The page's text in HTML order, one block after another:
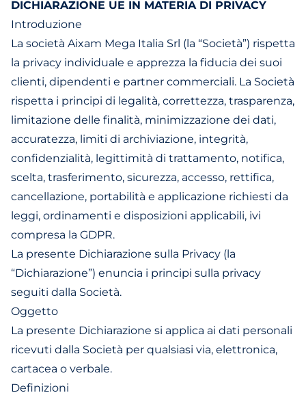
DICHIARAZIONE UE IN MATERIA DI PRIVACY
Introduzione
La società Aixam Mega Italia Srl (la “Società”) rispetta
la privacy individuale e apprezza la fiducia dei suoi
clienti, dipendenti e partner commerciali. La Società
rispetta i principi di legalità, correttezza, trasparenza,
limitazione delle finalità, minimizzazione dei dati,
accuratezza, limiti di archiviazione, integrità,
confidenzialità, legittimità di trattamento, notifica,
scelta, trasferimento, sicurezza, accesso, rettifica,
cancellazione, portabilità e applicazione richiesti da
leggi, ordinamenti e disposizioni applicabili, ivi
compresa la GDPR.
La presente Dichiarazione sulla Privacy (la
“Dichiarazione”) enuncia i principi sulla privacy
seguiti dalla Società.
Oggetto
La presente Dichiarazione si applica ai dati personali
ricevuti dalla Società per qualsiasi via, elettronica,
cartacea o verbale.
Definizioni